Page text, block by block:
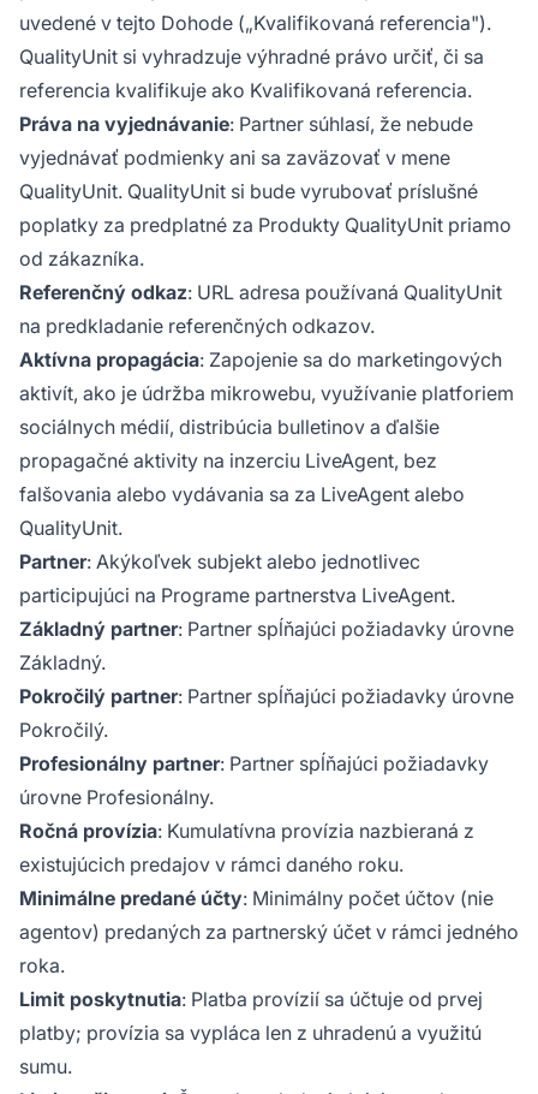
uvedené v tejto Dohode („Kvalifikovaná referencia").
QualityUnit si vyhradzuje výhradné právo určiť, či sa
referencia kvalifikuje ako Kvalifikovaná referencia.
Práva na vyjednávanie: Partner súhlasí, že nebude
vyjednávať podmienky ani sa zaväzovať v mene
QualityUnit. QualityUnit si bude vyrubovať príslušné
poplatky za predplatné za Produkty QualityUnit priamo
od zákazníka.
Referenčný odkaz: URL adresa používaná QualityUnit
na predkladanie referenčných odkazov.
Aktívna propagácia: Zapojenie sa do marketingových
aktivít, ako je údržba mikrowebu, využívanie platforiem
sociálnych médií, distribúcia bulletinov a ďalšie
propagačné aktivity na inzerciu LiveAgent, bez
falšovania alebo vydávania sa za LiveAgent alebo
QualityUnit.
Partner: Akýkoľvek subjekt alebo jednotlivec
participujúci na Programe partnerstva LiveAgent.
Základný partner: Partner spĺňajúci požiadavky úrovne
Základný.
Pokročilý partner: Partner spĺňajúci požiadavky úrovne
Pokročilý.
Profesionálny partner: Partner spĺňajúci požiadavky
úrovne Profesionálny.
Ročná provízia: Kumulatívna provízia nazbieraná z
existujúcich predajov v rámci daného roku.
Minimálne predané účty: Minimálny počet účtov (nie
agentov) predaných za partnerský účet v rámci jedného
roka.
Limit poskytnutia: Platba provízií sa účtuje od prvej
platby; provízia sa vypláca len z uhradenú a využitú
sumu.